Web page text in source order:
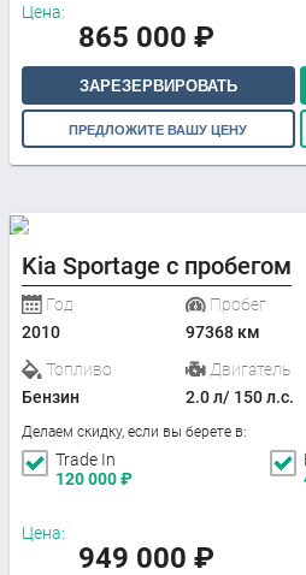
Цена:
865 000 ₽
ЗАРЕЗЕРВИРОВАТЬ
ПРЕДЛОЖИТЕ ВАШУ ЦЕНУ
Kia Sportage с пробегом
Год
2010
Пробег
97368 км
Топливо
Бензин
Двигатель
2.0 л/ 150 л.с.
Делаем скидку, если вы берете в:
Trade In
120 000₽
Цена:
949 000 ₽